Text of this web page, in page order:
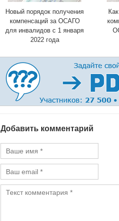
Новый порядок получения
компенсаций за ОСАГО
для инвалидов с 1 января
2022 года
Добавить комментарий